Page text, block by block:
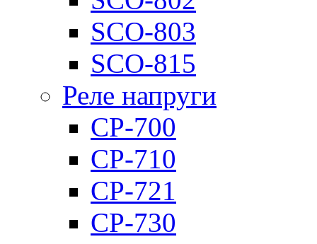
SCO-803
SCO-815
Реле напруги
CP-700
CP-710
CP-721
CP-730